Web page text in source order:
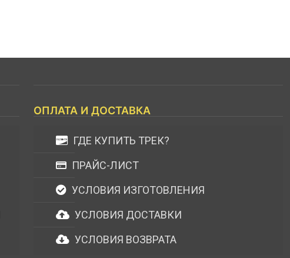
ОПЛАТА И ДОСТАВКА
ГДЕ КУПИТЬ ТРЕК?
ПРАЙС-ЛИСТ
УСЛОВИЯ ИЗГОТОВЛЕНИЯ
УСЛОВИЯ ДОСТАВКИ
УСЛОВИЯ ВОЗВРАТА